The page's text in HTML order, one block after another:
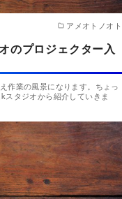
アメオトノオト
のプロジェクター入
作業の風景になります。ちょっ
スタジオから紹介していきま